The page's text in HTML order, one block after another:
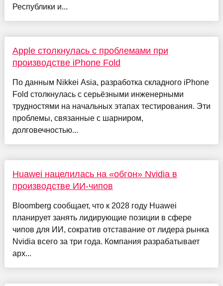
Республики и...
Apple столкнулась с проблемами при
производстве iPhone Fold
По данным Nikkei Asia, разработка складного iPhone
Fold столкнулась с серьёзными инженерными
трудностями на начальных этапах тестирования. Эти
проблемы, связанные с шарниром,
долговечностью...
Huawei нацелилась на «обгон» Nvidia в
производстве ИИ-чипов
Bloomberg сообщает, что к 2028 году Huawei
планирует занять лидирующие позиции в сфере
чипов для ИИ, сократив отставание от лидера рынка
Nvidia всего за три года. Компания разрабатывает
арх...